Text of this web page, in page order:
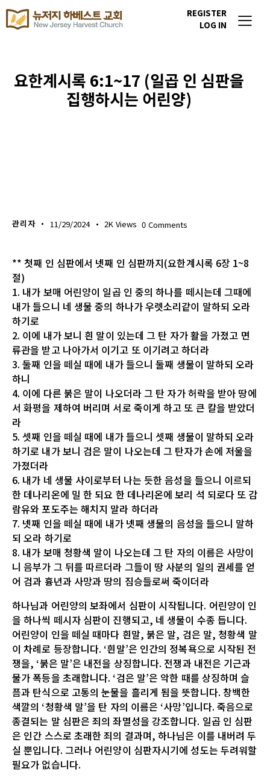
REGISTER
LOG IN
요한계시록 6:1~17 (일곱 인 심판을
집행하시는 어린양)
관리자 11/29/2024 2K Views 0 Comments
** 첫째 인 심판에서 넷째 인 심판까지(요한계시록 6장 1~8
절)
1. 내가 보매 어린양이 일곱 인 중의 하나를 떼시는데 그때에
내가 들으니 네 생물 중의 하나가 우렛소리같이 말하되 오라
하기로
2. 이에 내가 보니 흰 말이 있는데 그 탄 자가 활을 가졌고 면
류관을 받고 나아가서 이기고 또 이기려고 하더라
3. 둘째 인을 떼실 때에 내가 들으니 둘째 생물이 말하되 오라
하니
4. 이에 다른 붉은 말이 나오더라 그 탄 자가 허락을 받아 땅에
서 화평을 제하여 버리며 서로 죽이게 하고 또 큰 칼을 받았더
라
5. 셋째 인을 떼실 때에 내가 들으니 셋째 생물이 말하되 오라
하기로 내가 보니 검은 말이 나오는데 그 탄자가 손에 저울을
가졌더라
6. 내가 네 생물 사이로부터 나는 듯한 음성을 들으니 이르되
한 데나리온에 밀 한 되요 한 데나리온에 보리 석 되로다 또 감
람유와 포도주는 해치지 말라 하더라
7. 넷째 인을 떼실 때에 내가 넷째 생물의 음성을 들으니 말하
되 오라 하기로
8. 내가 보매 청황색 말이 나오는데 그 탄 자의 이름은 사망이
니 음부가 그 뒤를 따르더라 그들이 땅 사분의 일의 권세를 얻
어 검과 흉년과 사망과 땅의 짐승들로써 죽이더라
하나님과 어린양의 보좌에서 심판이 시작됩니다. 어린양이 인
을 하나씩 떼시자 심판이 진행되고, 네 생물이 수종 듭니다.
어린양이 인을 떼실 때마다 흰말, 붉은 말, 검은 말, 청황색 말
이 차례로 등장합니다. ‘흰말’은 인간의 정복욕으로 시작된 전
쟁을, ‘붉은 말’은 내전을 상징합니다. 전쟁과 내전은 기근과
물가 폭등을 초래합니다. ‘검은 말’은 악한 때를 상징하며 슬
픔과 탄식으로 고통의 눈물을 흘리게 됨을 뜻합니다. 창백한
색깔의 ‘청황색 말’을 탄 자의 이름은 ‘사망’입니다. 죽음으로
종결되는 말 심판은 죄의 좌멸성을 강조합니다. 일곱 인 심판
은 인간 스스로 초래한 죄의 결과며, 하나님은 이를 내버려 두
실 뿐입니다. 그러나 어린양이 심판자시기에 성도는 두려워할
필요가 없습니다.